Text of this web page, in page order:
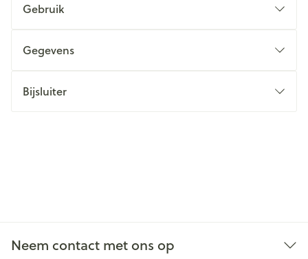
Gebruik
Gegevens
Bijsluiter
Neem contact met ons op